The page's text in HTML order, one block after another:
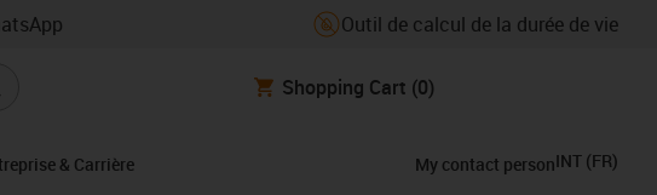
Outil de calcul de la durée de vie
Shopping Cart (0)
& Carrière My contact personINT (FR)